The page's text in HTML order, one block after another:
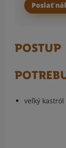
Poslať
POSTUP
veľký kastról